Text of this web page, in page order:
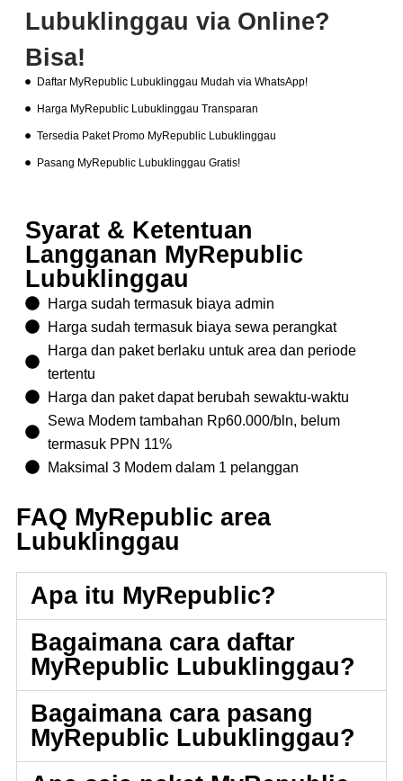
Lubuklinggau via Online?
Bisa!
Daftar MyRepublic Lubuklinggau Mudah via WhatsApp!
Harga MyRepublic Lubuklinggau Transparan
Tersedia Paket Promo MyRepublic Lubuklinggau
Pasang MyRepublic Lubuklinggau Gratis!
Syarat & Ketentuan
Langganan MyRepublic
Lubuklinggau
Harga sudah termasuk biaya admin
Harga sudah termasuk biaya sewa perangkat
Harga dan paket berlaku untuk area dan periode
tertentu
Harga dan paket dapat berubah sewaktu-waktu
Sewa Modem tambahan Rp60.000/bln, belum
termasuk PPN 11%
Maksimal 3 Modem dalam 1 pelanggan
FAQ MyRepublic area
Lubuklinggau
Apa itu MyRepublic?
Bagaimana cara daftar
MyRepublic Lubuklinggau?
Bagaimana cara pasang
MyRepublic Lubuklinggau?